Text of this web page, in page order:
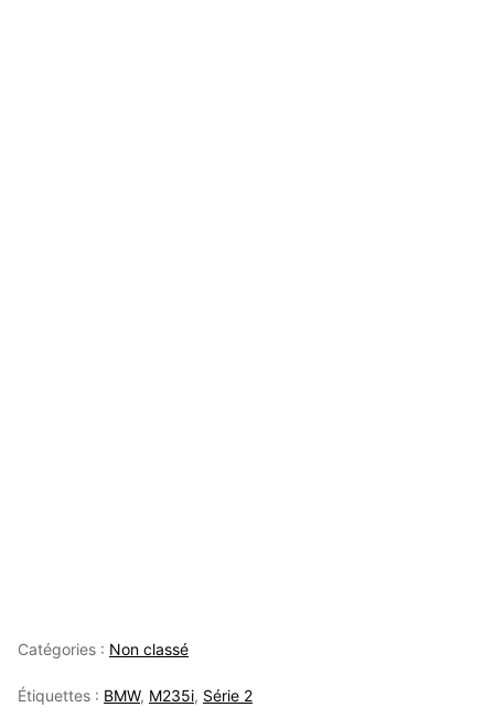
Catégories : Non classé
Étiquettes : BMW, M235i, Série 2